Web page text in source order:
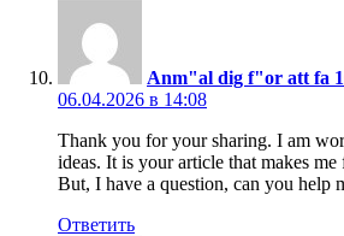
Anm"al dig f"or att fa
06.04.2026 в 14:08
Thank you for your sharing. I am
ideas. It is your article that makes
But, I have a question, can you help
Ответить